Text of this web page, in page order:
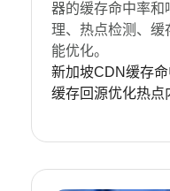
器的缓存命中率和
理、热点检测、缓
能优化。
新加坡CDN缓存
缓存回源优化热点